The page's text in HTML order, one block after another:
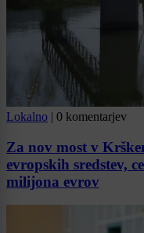
Lokalno | 0 komentarjev
Za nov most v
evropskih sredstev,
milijona evrov